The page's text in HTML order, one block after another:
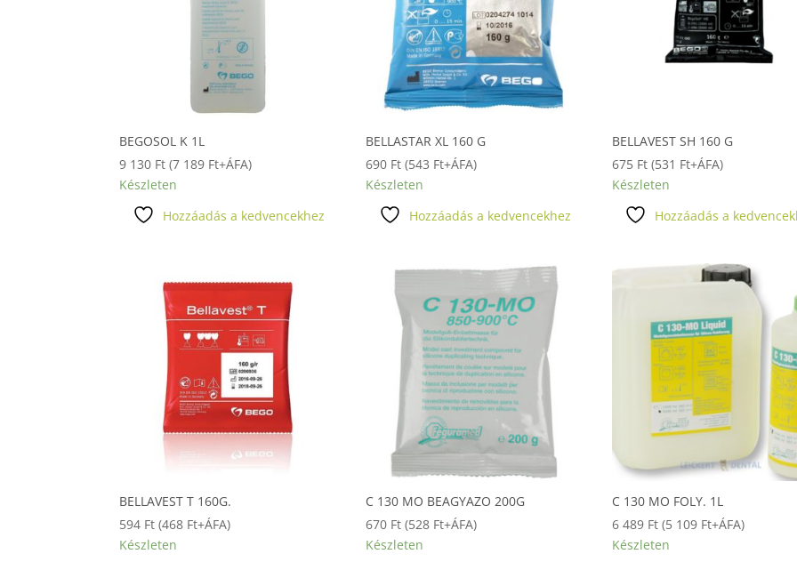
BEGOSOL K 1L
9 130 Ft (7 189 Ft+ÁFA)
Készleten
Hozzáadás a kedvencekhez
BELLASTAR XL 160 G
690 Ft (543 Ft+ÁFA)
Készleten
Hozzáadás a kedvencekhez
BELLAVEST SH 160 G
675 Ft (531 Ft+ÁFA)
Készleten
Hozzáadás a
BELLAVEST T 160G.
594 Ft (468 Ft+ÁFA)
Készleten
C 130 MO BEAGYAZO 200G
670 Ft (528 Ft+ÁFA)
Készleten
C 130 MO FOLY. 1L
6 489 Ft (5 109 Ft+ÁFA)
Készleten